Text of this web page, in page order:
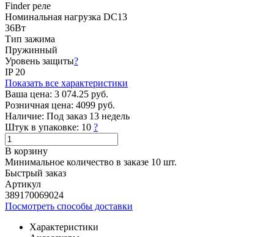
Finder реле
Номинальная нагрузка DС13
36Вт
Тип зажима
Пружинный
Уровень защиты?
IP 20
Показать все характеристики
Ваша цена: 3 074.25 руб.
Розничная цена: 4099 руб.
Наличие: Под заказ 13 недель
Штук в упаковке: 10 ?
В корзину
Минимальное количество в заказе 10 шт.
Быстрый заказ
Артикул
389170069024
Посмотреть способы доставки
Характеристики